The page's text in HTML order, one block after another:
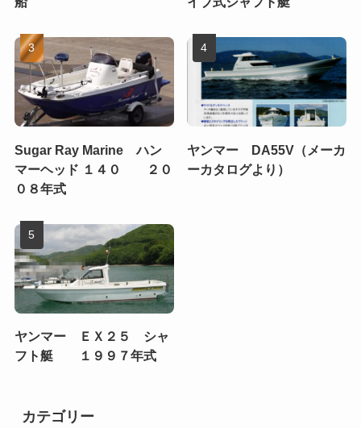
Sugar Ray Marine ハン
マーヘッド １４０ ２０
０８年式
ヤンマー DA55V（メーカ
ーカタログより）
ヤンマー ＥＸ２５ シャ
フト艇 １９９７年式
カテゴリー